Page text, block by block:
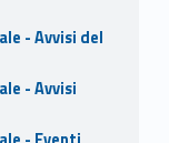
- Avvisi del
- Avvisi